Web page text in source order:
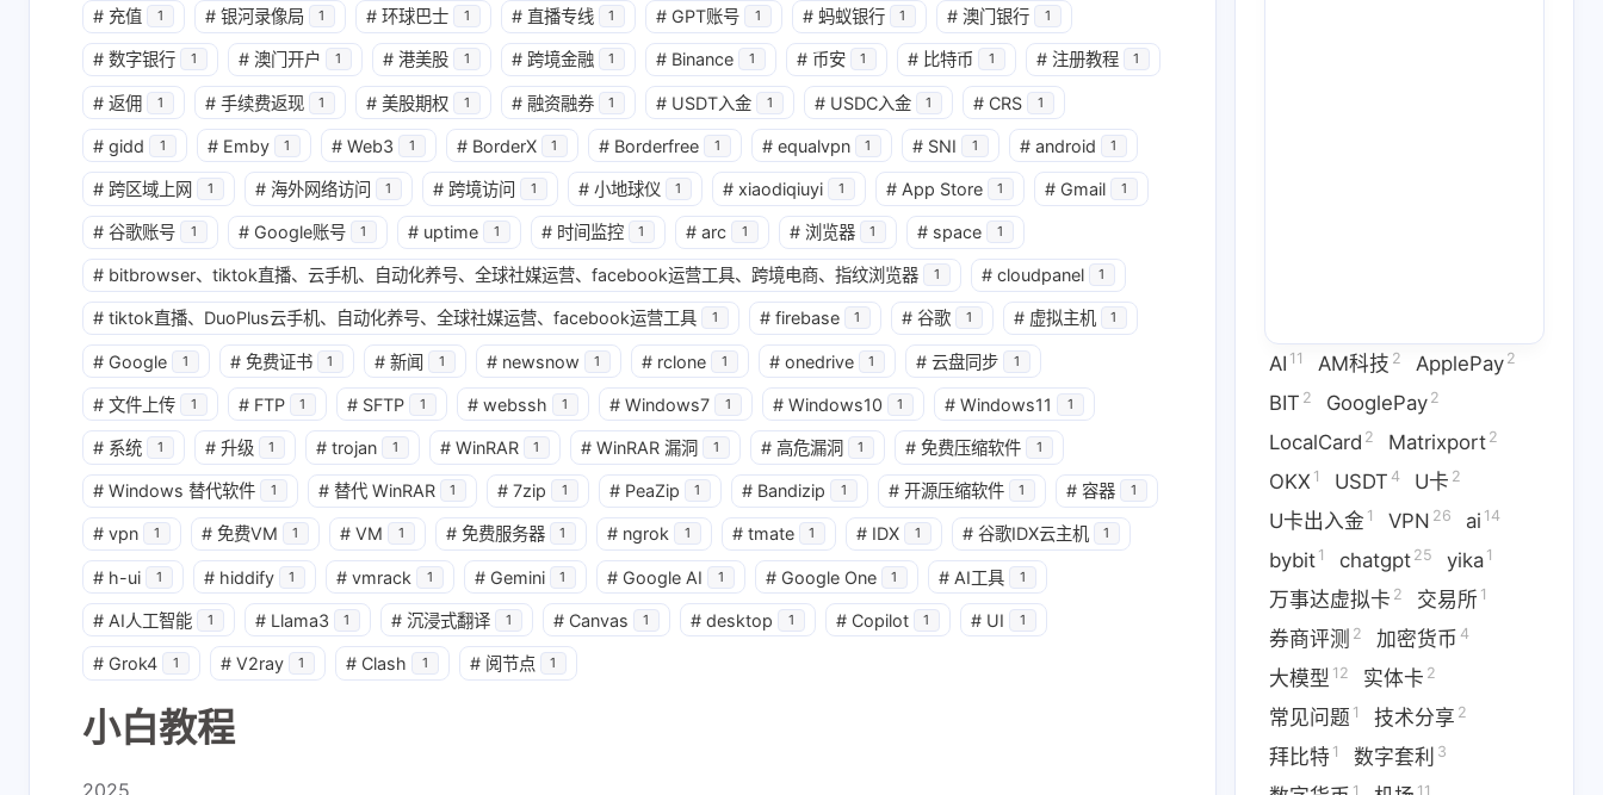
互动
最新评论
无法获取评论，请确认相关配置是否正确
兴趣点
寻找你感兴趣的领域
AI11 AM科技2 ApplePay2 BIT2 GooglePay
Matrixport2 OKX1 USDT 4 U卡2 U卡出入金
bybit1 chatgpt yika 1 万事达虚拟卡 券商评测 2
加密货币4 大模型12 实体卡2 常见问题
数字套利3 数字货币1 机场11 满满干货2 科学上网 稳定币1
稳定币入金 美股开户 节点14 虚拟卡 3 订阅9
资产配置1 金融科技1 防失联7
八月 2026
3篇
七月 2026
1篇
五月 2026
14篇
一月 2026
篇
# 充值 1 # 银河录像局 1 # 环球巴士 1 # 直播专线 1 # GPT账号 1 # 蚂蚁银行 1 # 澳门银行 1
# 数字银行 1 # 澳门开户 1 # 港美股 1 # 跨境金融 1 # Binance 1 # 币安 1 # 比特币 1 # 注册教程 1
# 返佣 1 # 手续费返现 1 # 美股期权 1 # 融资融券 1 # USDT入金 1 # USDC入金 1 # CRS 1
# gidd 1 # Emby 1 # Web3 1 # BorderX 1 # Borderfree 1 # equalvpn 1 # SNI 1 # android 1
# 跨区域上网 1 # 海外网络访问 1 # 跨境访问 1 # 小地球仪 1 # xiaodiqiuyi 1 # App Store 1 # Gmail 1
# 谷歌账号 1 # Google账号 1 # uptime 1 # 时间监控 1 # arc 1 # 浏览器 1 # space 1
# bitbrowser、tiktok直播、云手机、自动化养号、全球社媒运营、facebook运营工具、跨境电商、指纹浏览器 1 # cloudpanel 1
# tiktok直播、DuoPlus云手机、自动化养号、全球社媒运营、facebook运营工具 1 # firebase 1 # 谷歌 1 # 虚拟主机 1
# Google 1 # 免费证书 1 # 新闻 1 # newsnow 1 # rclone 1 # onedrive 1 # 云盘同步 1
# 文件上传 1 # FTP 1 # SFTP 1 # webssh 1 # Windows7 1 # Windows10 1 # Windows11 1
# 系统 1 # 升级 1 # trojan 1 # WinRAR 1 # WinRAR 漏洞 1 # 高危漏洞 1 # 免费压缩软件 1
# Windows 替代软件 1 # 替代 WinRAR 1 # 7zip 1 # PeaZip 1 # Bandizip 1 # 开源压缩软件 1 # 容器 1
# vpn 1 # 免费VM 1 # VM 1 # 免费服务器 1 # ngrok 1 # tmate 1 # IDX 1 # 谷歌IDX云主机 1
# h-ui 1 # hiddify 1 # vmrack 1 # Gemini 1 # Google AI 1 # Google One 1 # AI工具 1
# AI人工智能 1 # Llama3 1 # 沉浸式翻译 1 # Canvas 1 # desktop 1 # Copilot 1 # UI 1
# Grok4 1 # V2ray 1 # Clash 1 # 阅节点 1
小白教程
2025
AI 11 AM科技 2 ApplePay 2
BIT 2 GooglePay 2
LocalCard 2 Matrixport 2
OKX 1 USDT 4 U卡 2
U卡出入金 1 VPN 26 ai 14
bybit 1 chatgpt 25 yika 1
万事达虚拟卡 2 交易所 1
券商评测 2 加密货币 4
大模型 12 实体卡 2
常见问题 1 技术分享 2
拜比特 1 数字套利 3
1 11